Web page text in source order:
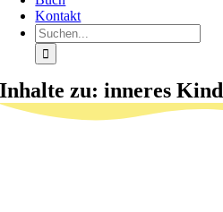
Kontakt
Suche
nach:
Inhalte zu: inneres Kind